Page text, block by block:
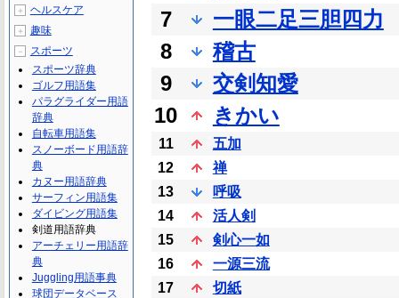
7
一眼二足三胆四力
8
稽古
9
交剣知愛
10
きかい
11
五加
12
禅
13
呼吸
14
活人剣
15
剣心一如
16
一源三流
17
切紙
＋ ヘルスケア
＋ 趣味
－
スポーツ
スポーツ辞典
ゴルフ用語集
パラグライダー用語
辞典
自転車用語集
スノーボード用語辞
典
カヌー用語辞典
サーフィン用語集
ダイビング用語集
剣道用語辞典
アーチェリー用語辞
典
Juggling用語事典
球団データベース